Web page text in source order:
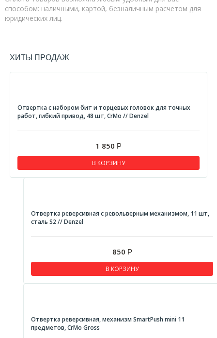
способом: наличными, картой, безналичным расчетом для
юридических лиц.
ХИТЫ ПРОДАЖ
Отвертка с набором бит и торцевых головок для точных
работ, гибкий привод, 48 шт, CrMo // Denzel
1 850 Р
В КОРЗИНУ
Отвертка реверсивная с револьверным механизмом, 11 шт,
сталь S2 // Denzel
850 Р
В КОРЗИНУ
Отвертка реверсивная, механизм SmartPush mini 11
предметов, CrMo Gross